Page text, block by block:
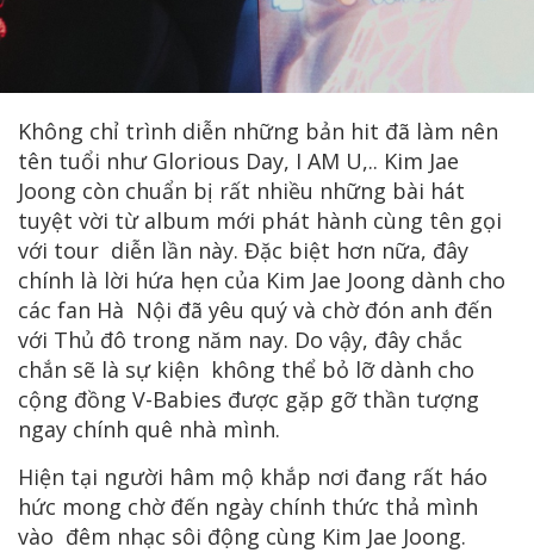
Không chỉ trình diễn những bản hit đã làm nên
tên tuổi như Glorious Day, I AM U,.. Kim Jae
Joong còn chuẩn bị rất nhiều những bài hát
tuyệt vời từ album mới phát hành cùng tên gọi
với tour diễn lần này. Đặc biệt hơn nữa, đây
chính là lời hứa hẹn của Kim Jae Joong dành cho
các fan Hà Nội đã yêu quý và chờ đón anh đến
với Thủ đô trong năm nay. Do vậy, đây chắc
chắn sẽ là sự kiện không thể bỏ lỡ dành cho
cộng đồng V-Babies được gặp gỡ thần tượng
ngay chính quê nhà mình.
Hiện tại người hâm mộ khắp nơi đang rất háo
hức mong chờ đến ngày chính thức thả mình
vào đêm nhạc sôi động cùng Kim Jae Joong.